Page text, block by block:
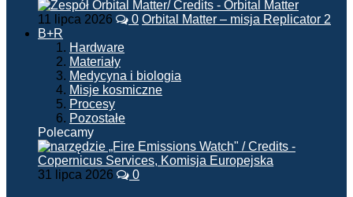
11 lipca 2026 0 Orbital Matter – misja Replicator 2
B+R
Hardware
Materiały
Medycyna i biologia
Misje kosmiczne
Procesy
Pozostałe
Polecamy
31 lipca 2026 0